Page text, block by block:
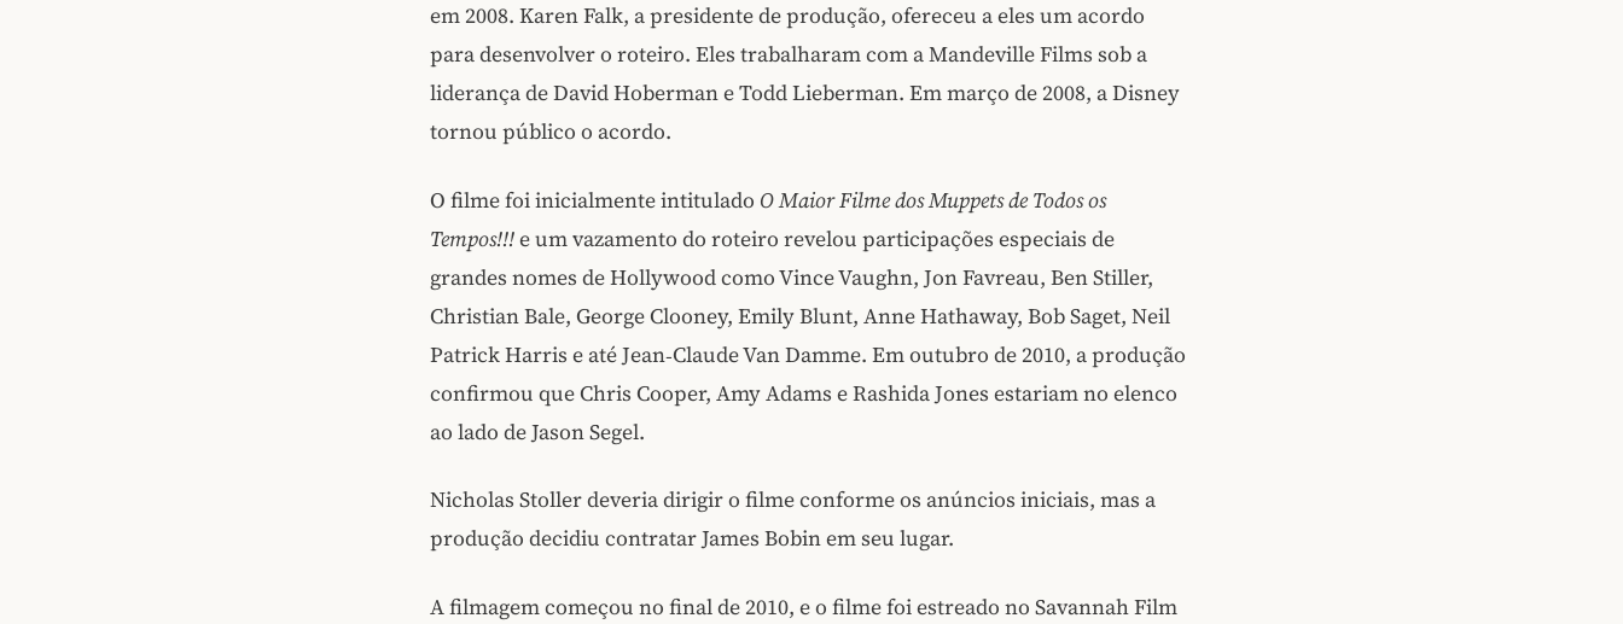
em 2008. Karen Falk, a presidente de produção, ofereceu a eles um acordo
para desenvolver o roteiro. Eles trabalharam com a Mandeville Films sob a
liderança de David Hoberman e Todd Lieberman. Em março de 2008, a Disney
tornou público o acordo.
O filme foi inicialmente intitulado O Maior Filme dos Muppets de Todos os
Tempos!!!e um vazamento do roteiro revelou participações especiais de
grandes nomes de Hollywood como Vince Vaughn, Jon Favreau, Ben Stiller,
Christian Bale, George Clooney, Emily Blunt, Anne Hathaway, Bob Saget, Neil
Patrick Harris e até Jean‑Claude Van Damme. Em outubro de 2010, a produção
confirmou que Chris Cooper, Amy Adams e Rashida Jones estariam no elenco
ao lado de Jason Segel.
Nicholas Stoller deveria dirigir o filme conforme os anúncios iniciais, mas a
produção decidiu contratar James Bobin em seu lugar.
A filmagem começou no final de 2010, e o filme foi estreado no Savannah Film